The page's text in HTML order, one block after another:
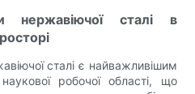
нержавіючої сталі в
сталі є найважливішим
робочої області, що